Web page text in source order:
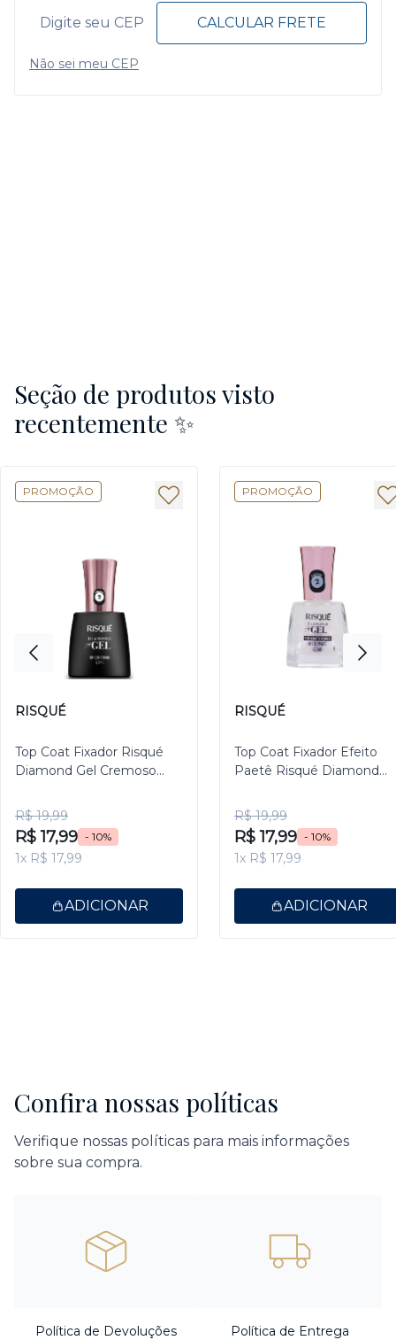
CALCULAR FRETE
Não sei meu CEP
Seção de produtos visto
recentemente ✨
PROMOÇÃO
RISQUÉ
Top Coat Fixador Risqué
Diamond Gel Cremoso
R$ 19,99
R$ 17,99 - 10%
1x R$ 17,99
ADICIONAR
PROMOÇÃO
RISQUÉ
Top Coat Fixador Efeito
Paetê Risqué Diamond
R$ 19,99
R$ 17,99 - 10%
1x R$ 17,99
ADICIONAR
Confira nossas políticas
Verifique nossas políticas para mais informações
sobre sua compra.
Política de Devoluções Política de Entrega